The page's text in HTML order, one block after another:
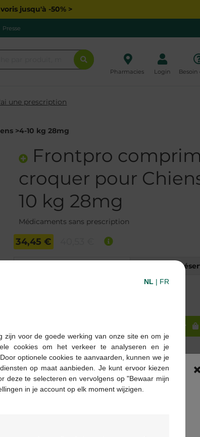
jusqu'à -50% >
Presse
Pharmacies Login Besoin
une prescription
>4-10 kg 28mg
Frontpro
croquer pour
10 kg 28mg
Médicaments sans prescription
34,45 €
Quantité max. = 3
Les jours ouvrables commandé avant 12h,
ouvrable suivant
dans votre pharmacie
×
NL | FR
zijn voor de goede werking van onze site en om je
cookies om het verkeer te analyseren en je
optionele cookies te aanvaarden, kunnen we je
op maat aanbieden. Je kunt ervoor kiezen
deze te selecteren en vervolgens op "Bewaar mijn
in je account op elk moment wijzigen.